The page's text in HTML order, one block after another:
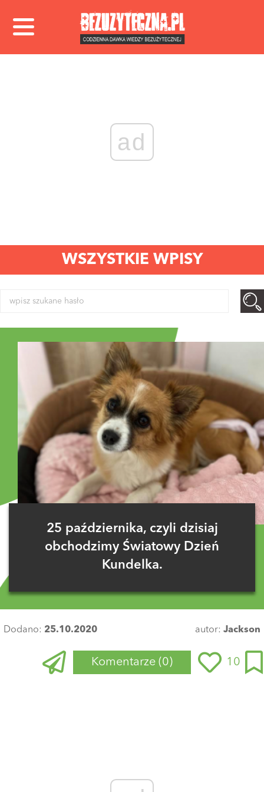
ad
WSZYSTKIE WPISY
25 października, czyli dzisiaj
obchodzimy Światowy Dzień
Kundelka.
Dodano: 25.10.2020 autor: Jackson
Komentarze (0) 10